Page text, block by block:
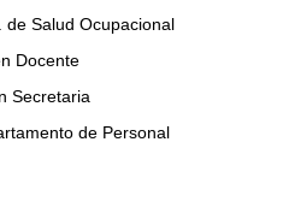
de Salud Ocupacional
Docente
Secretaria
de Personal